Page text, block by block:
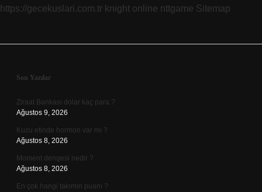
https://gecekuslari.com.tr knight online nttgame Sitemap
Sidebar
Son Yazılar
Ziraat Bankası dolar kaç para ?
Ağustos 9, 2026
Kuzu etinde hormon var mı ?
Ağustos 8, 2026
Moment dengesi nedir ?
Ağustos 8, 2026
En çok hangi takımın puanı ?